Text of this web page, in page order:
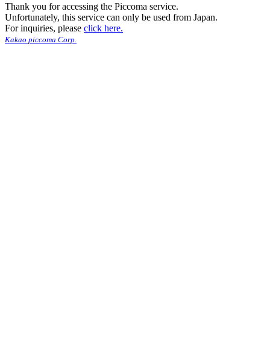
Thank you for accessing the Piccoma service.
Unfortunately, this service can only be used from Japan.
For inquiries, please click here.
Kakao piccoma Corp.